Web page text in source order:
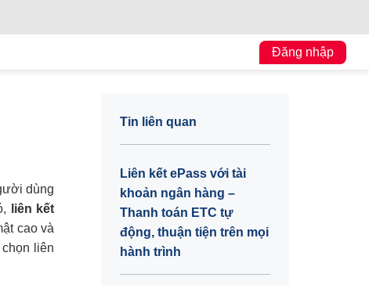
Đăng nhập
dùng
liên kết
cao và
liên
Tin liên quan
Liên kết ePass với tài
khoản ngân hàng –
Thanh toán ETC tự
động, thuận tiện trên mọi
hành trình